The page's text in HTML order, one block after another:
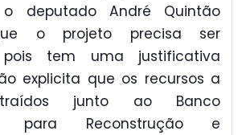
o deputado André Quintão
o projeto precisa ser
pois tem uma justificativa
explicita que os recursos a
junto ao Banco
para Reconstrução e